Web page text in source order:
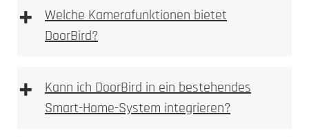
Einsatzzweck
gewünschten Optik
+
Welche Kamerafunktionen bietet
DoorBird?
+
Kann ich DoorBird in ein bestehendes
Smart-Home-System integrieren?